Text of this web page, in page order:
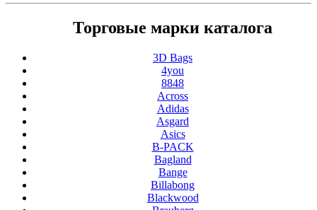
Торговые марки каталога
3D Bags
4you
8848
Across
Adidas
Asgard
Asics
B-PACK
Bagland
Bange
Billabong
Blackwood